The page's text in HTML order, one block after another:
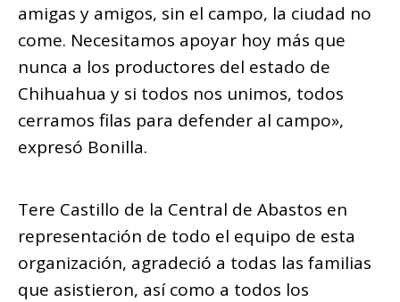
amigas y amigos, sin el campo, la ciudad no
come. Necesitamos apoyar hoy más que
nunca a los productores del estado de
Chihuahua y si todos nos unimos, todos
cerramos filas para defender al campo»,
expresó Bonilla.
Tere Castillo de la Central de Abastos en
representación de todo el equipo de esta
organización, agradeció a todas las familias
que asistieron, así como a todos los